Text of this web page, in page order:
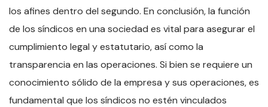
los afines dentro del segundo. En conclusión, la función
de los síndicos en una sociedad es vital para asegurar el
cumplimiento legal y estatutario, así como la
transparencia en las operaciones. Si bien se requiere un
conocimiento sólido de la empresa y sus operaciones, es
fundamental que los síndicos no estén vinculados